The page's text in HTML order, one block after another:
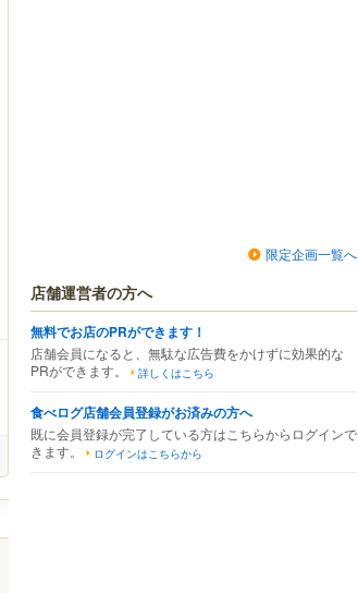
限定企画一覧へ
店舗運営者の方へ
無料でお店のPRができます！
店舗会員になると、無駄な広告費をかけずに効果的な
PRができます。
詳しくはこちら
食べログ店舗会員登録がお済みの方へ
既に会員登録が完了している方はこちらからログインで
きます。
ログインはこちらから